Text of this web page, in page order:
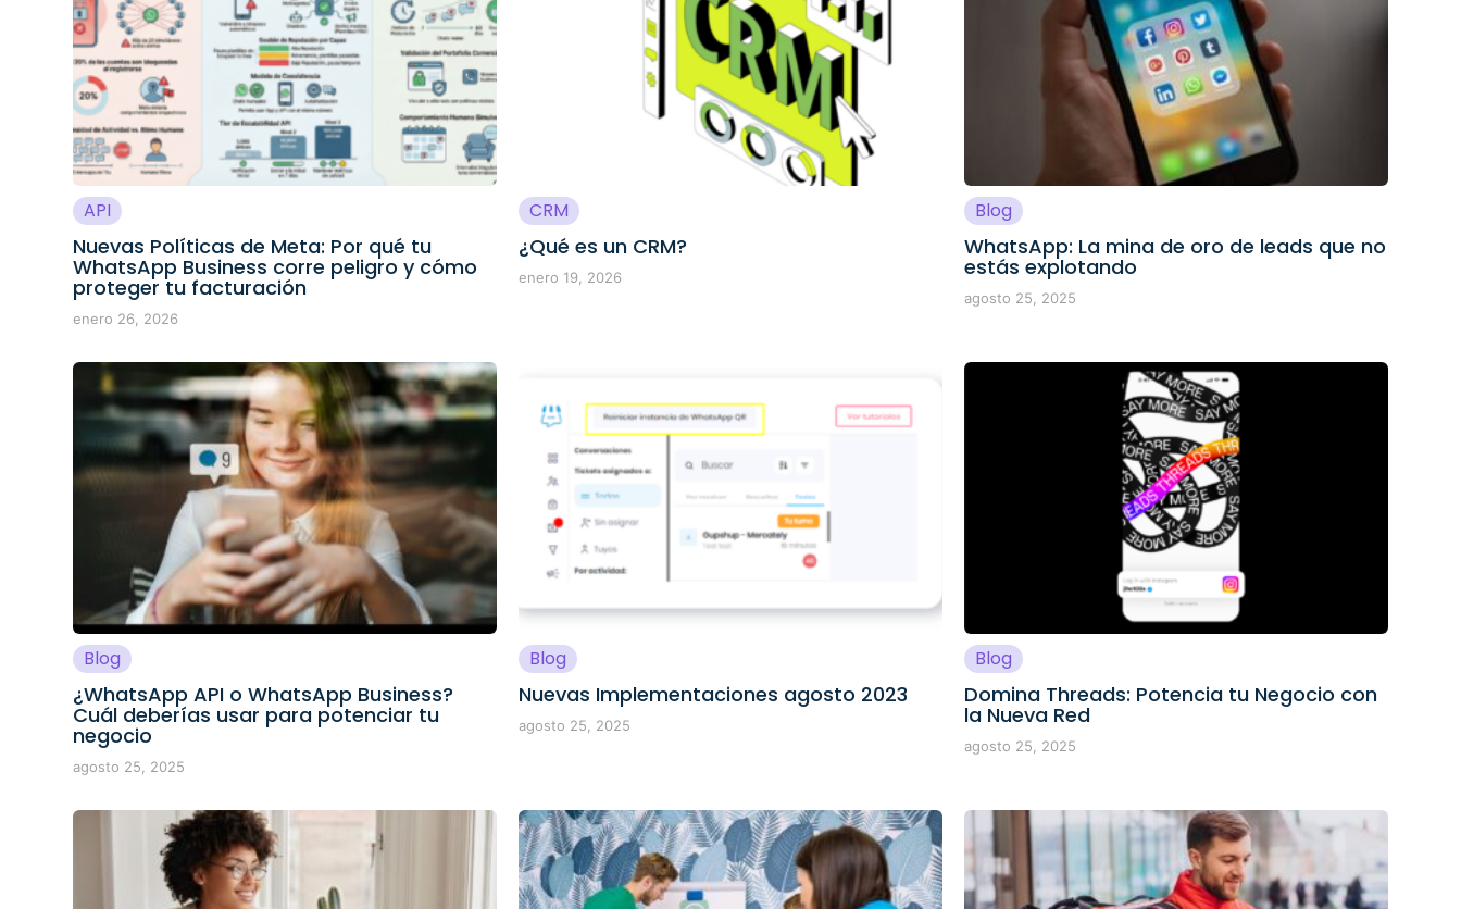
API
Nuevas Políticas de Meta: Por qué tu
WhatsApp Business corre peligro y cómo
proteger tu facturación
enero 26, 2026
CRM
¿Qué es un CRM?
enero 19, 2026
Blog
WhatsApp: La mina de oro de leads que no
estás explotando
agosto 25, 2025
Blog
¿WhatsApp API o WhatsApp Business?
Cuál deberías usar para potenciar tu
negocio
agosto 25, 2025
Blog
Nuevas Implementaciones agosto 2023
agosto 25, 2025
Blog
Domina Threads: Potencia tu Negocio con
la Nueva Red
agosto 25, 2025